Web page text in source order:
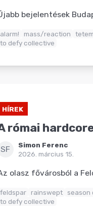
bejelentések
alarm! mass/reaction tetem
to defy collective
HÍREK
római
SF
Simon Ferenc
2026. március 15.
olasz fővárosból a
feldspar rainswept season
to defy collective